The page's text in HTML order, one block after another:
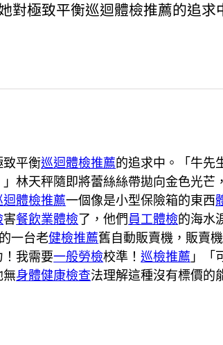
極致平衡巡迴體檢推薦的追
致平衡巡迴體檢推薦的追求中。「牛先
林天秤隨即將蕾絲絲帶拋向金色光芒
迴體檢推薦一個像是小型保險箱的東西
害餐飲業體檢了，他們員工體檢的海水
一台老健檢推薦舊自動販賣機，販賣
！我需要一般勞檢校準！巡檢推薦 」「
無身體健康檢查法理解這種沒有標價的